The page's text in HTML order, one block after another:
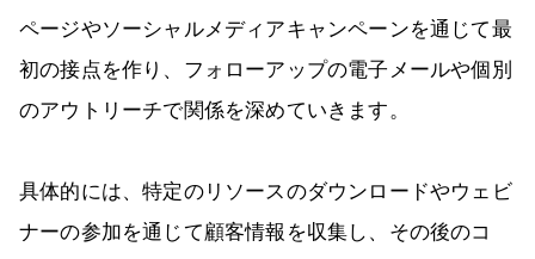
ページやソーシャルメディアキャンペーンを通じて最
初の接点を作り、フォローアップの電子メールや個別
のアウトリーチで関係を深めていきます。
具体的には、特定のリソースのダウンロードやウェビ
ナーの参加を通じて顧客情報を収集し、その後のコ